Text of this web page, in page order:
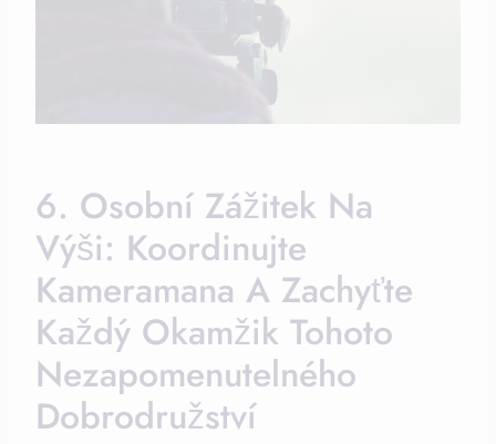
6. Osobní Zážitek Na
Výši: Koordinujte
Kameramana A Zachyťte
Každý Okamžik Tohoto
Nezapomenutelného
Dobrodružství